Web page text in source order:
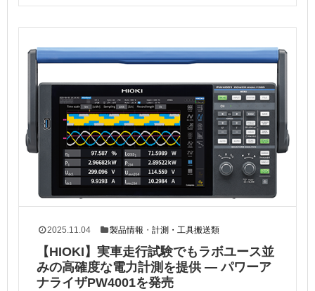
2025.11.04 製品情報 ・計測・工具搬送類
【HIOKI】実車走行試験でもラボユース並
みの高確度な電力計測を提供 — パワーア
ナライザPW4001を発売